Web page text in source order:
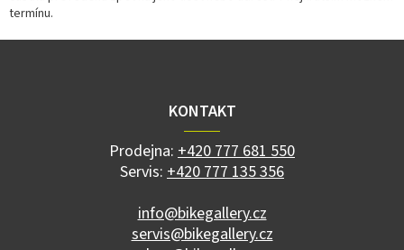
termínu.
Z
KONTAKT
Prodejna: +420 777 681 550
Servis: +420 777 135 356
info@bikegallery.cz
servis@bikegallery.cz